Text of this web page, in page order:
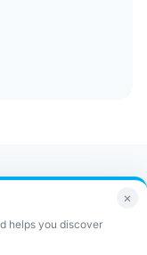
Bulletin
×
helps you discover